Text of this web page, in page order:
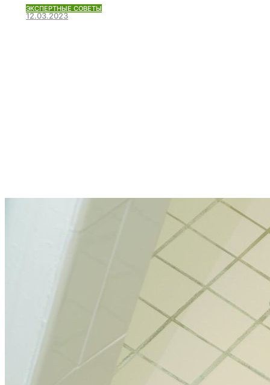
ЭКСПЕРТНЫЕ СОВЕТЫ
12.03.2023